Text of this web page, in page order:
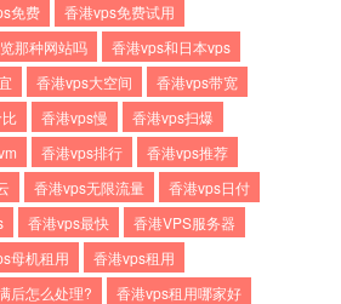
免费
香港vps免费试用
那种网站吗
香港vps和日本vps
香港vps大空间
香港vps带宽
香港vps慢
香港vps扫爆
香港vps排行
香港vps推荐
香港vps无限流量
香港vps日付
香港vps最快
香港VPS服务器
母机租用
香港vps租用
后怎么处理?
香港vps租用哪家好